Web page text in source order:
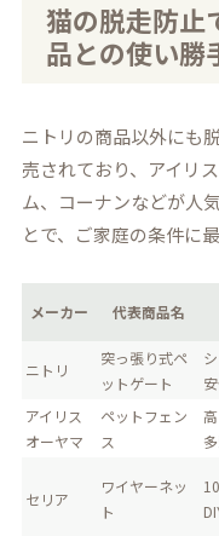
猫の脱走防止
品との使い勝
ニトリの商品以外にも
売されており、アイリ
ム、コーナンなどが人
とで、ご家庭の条件に
メーカー 代表商品名
ニトリ
突っ張り式ペ
ットゲート
アイリス
オーヤマ
ペットフェン
ス
セリア
ワイヤーネッ
ト